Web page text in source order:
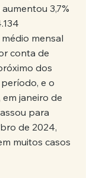
3,7%
mensal
conta de
dos
e o
em janeiro de
para
de 2024,
muitos casos